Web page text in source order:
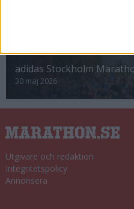
adidas Stockholm
30 maj 2026
Utgivare och redaktion
Integritetspolicy
Annonsera